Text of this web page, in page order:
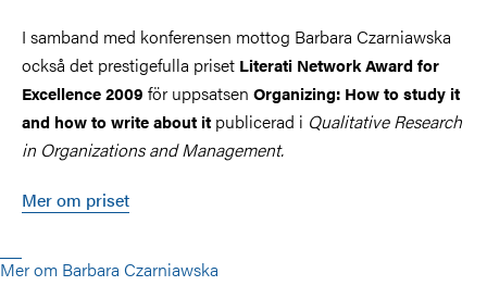
I samband med konferensen mottog Barbara Czarniawska
också det prestigefulla priset Literati Network Award for
Excellence 2009 för uppsatsen Organizing: How to study it
and how to write about it publicerad i Qualitative Research
in Organizations and Management.
Mer om priset
Mer om Barbara Czarniawska